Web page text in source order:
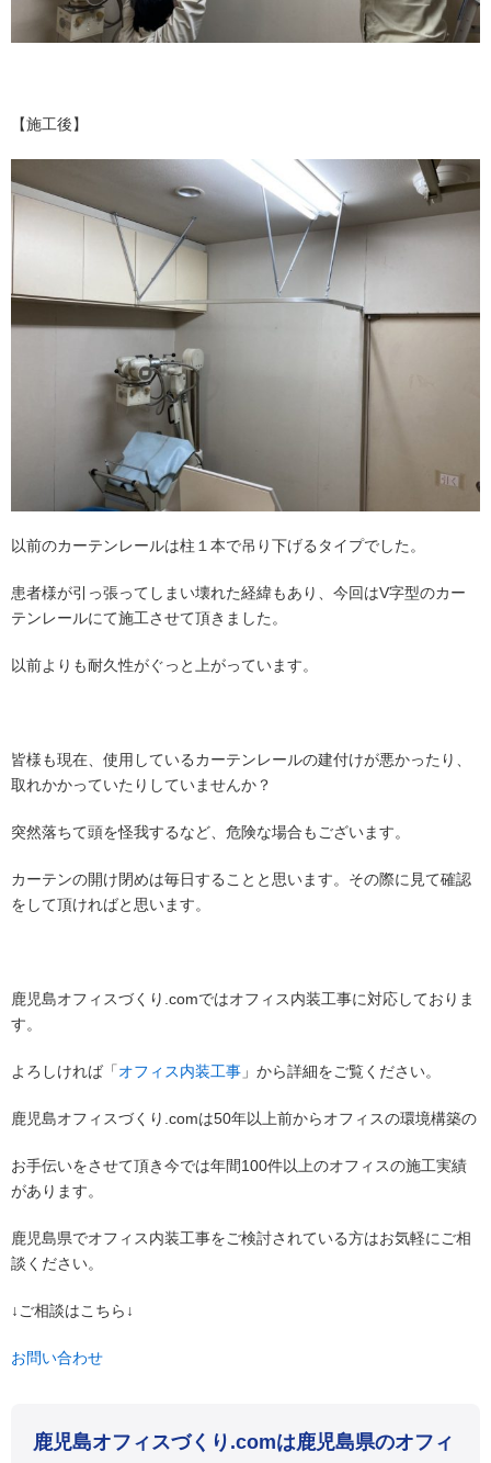
【施工後】
以前のカーテンレールは柱１本で吊り下げるタイプでした。
患者様が引っ張ってしまい壊れた経緯もあり、今回はV字型のカー
テンレールにて施工させて頂きました。
以前よりも耐久性がぐっと上がっています。
皆様も現在、使用しているカーテンレールの建付けが悪かったり、
取れかかっていたりしていませんか？
突然落ちて頭を怪我するなど、危険な場合もございます。
カーテンの開け閉めは毎日することと思います。その際に見て確認
をして頂ければと思います。
鹿児島オフィスづくり.comではオフィス内装工事に対応しておりま
す。
よろしければ「オフィス内装工事 」から詳細をご覧ください。
鹿児島オフィスづくり.comは50年以上前からオフィスの環境構築の
お手伝いをさせて頂き今では年間100件以上のオフィスの施工実績
があります。
鹿児島県でオフィス内装工事をご検討されている方はお気軽にご相
談ください。
↓ご相談はこちら↓
お問い合わせ
鹿児島オフィスづくり.comは鹿児島県のオフィ